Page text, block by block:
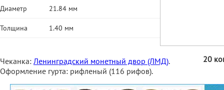
Диаметр 21.84 мм
Толщина 1.40 мм
20
Чеканка: Ленинградский монетный двор (ЛМД).
Оформление гурта: рифленый (116 рифов).